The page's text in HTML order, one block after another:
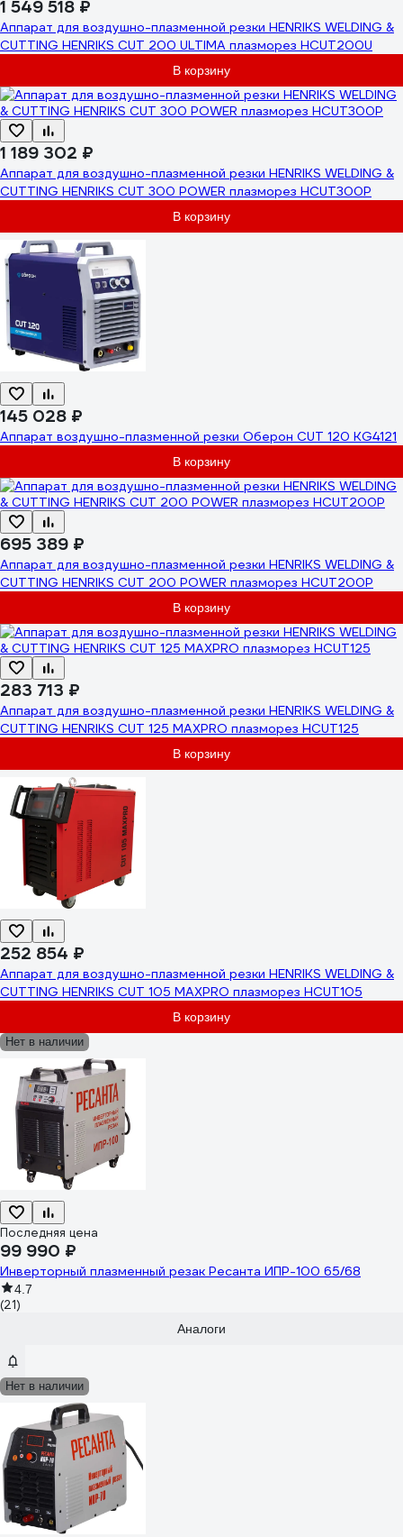
1 549 518 ₽
Аппарат для воздушно-плазменной резки HENRIKS WELDING &
CUTTING HENRIKS CUT 200 ULTIMA плазморез HCUT200U
В корзину
1 189 302 ₽
Аппарат для воздушно-плазменной резки HENRIKS WELDING &
CUTTING HENRIKS CUT 300 POWER плазморез HCUT300P
В корзину
145 028 ₽
Аппарат воздушно-плазменной резки Оберон CUT 120 KG4121
В корзину
695 389 ₽
Аппарат для воздушно-плазменной резки HENRIKS WELDING &
CUTTING HENRIKS CUT 200 POWER плазморез HCUT200P
В корзину
283 713 ₽
Аппарат для воздушно-плазменной резки HENRIKS WELDING &
CUTTING HENRIKS CUT 125 MAXPRO плазморез HCUT125
В корзину
252 854 ₽
Аппарат для воздушно-плазменной резки HENRIKS WELDING &
CUTTING HENRIKS CUT 105 MAXPRO плазморез HCUT105
В корзину
Нет в наличии
Последняя цена
99 990 ₽
Инверторный плазменный резак Ресанта ИПР-100 65/68
4.7
(21)
Аналоги
Нет в наличии